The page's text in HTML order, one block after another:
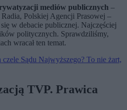
mediów publicznych –
Polskiej Agencji Prasowej –
w debacie publicznej. Najczęściej
politycznych. Sprawdziliśmy,
wracał ten temat.
Sądu Najwyższego? To nie żart,
TVP. Prawica